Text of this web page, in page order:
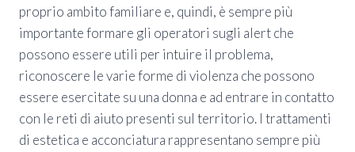
proprio ambito familiare e, quindi, è sempre più
importante formare gli operatori sugli alert che
possono essere utili per intuire il problema,
riconoscere le varie forme di violenza che possono
essere esercitate su una donna e ad entrare in contatto
con le reti di aiuto presenti sul territorio. I trattamenti
di estetica e acconciatura rappresentano sempre più